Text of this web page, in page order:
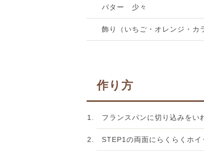
バター 少々
飾り（いちご・オレンジ・カ
作り方
フランスパンに切り込みをい
STEP1の両面にらくらくホ